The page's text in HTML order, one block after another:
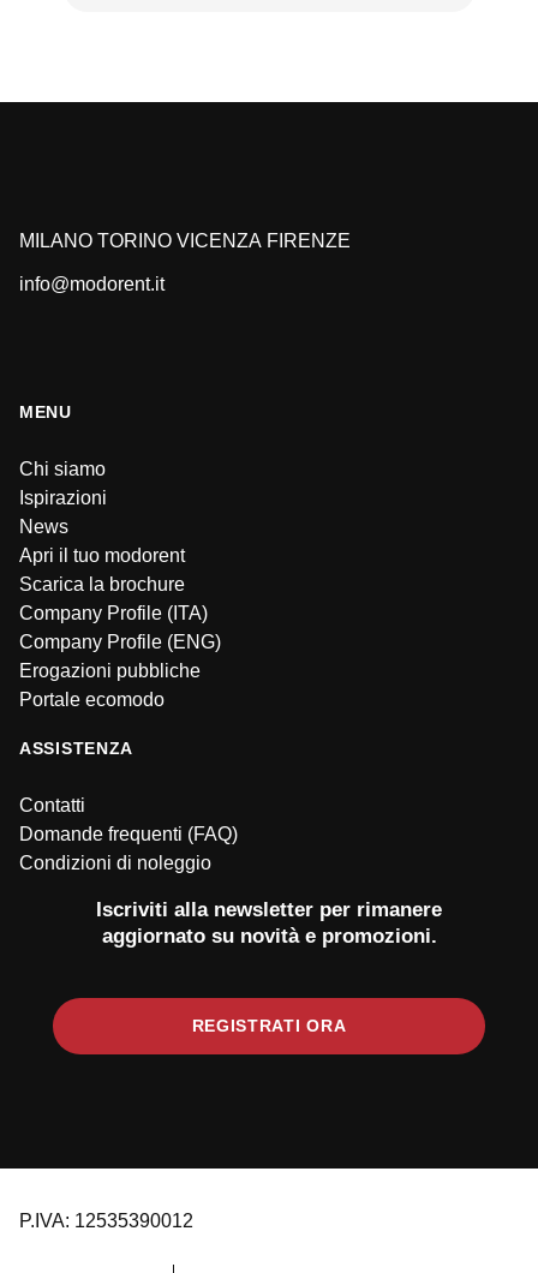
MILANO TORINO VICENZA FIRENZE
info@modorent.it
MENU
Chi siamo
Ispirazioni
News
Apri il tuo modorent
Scarica la brochure
Company Profile (ITA)
Company Profile (ENG)
Erogazioni pubbliche
Portale ecomodo
ASSISTENZA
Contatti
Domande frequenti (FAQ)
Condizioni di noleggio
Iscriviti alla newsletter per rimanere
aggiornato su novità e promozioni.
REGISTRATI ORA
P.IVA: 12535390012